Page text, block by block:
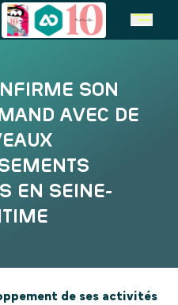
NORMANDIE
des talents
SON
AVEC DE
EN SEINE-
de ses activités